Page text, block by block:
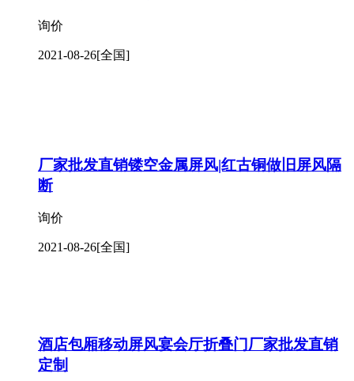
询价
2021-08-26[全国]
厂家批发直销镂空金属屏风|红古铜做旧屏风隔
断
询价
2021-08-26[全国]
酒店包厢移动屏风宴会厅折叠门厂家批发直销
定制